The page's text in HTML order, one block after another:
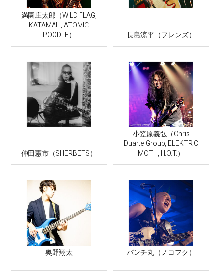
満園庄太郎（WILD FLAG,
KATAMALI, ATOMIC
POODLE）
長島涼平（フレンズ）
仲田憲市（SHERBETS）
小笠原義弘（Chris
Duarte Group, ELEKTRIC
MOTH, H.O.T.）
奥野翔太 パンチ丸（ノコフク）